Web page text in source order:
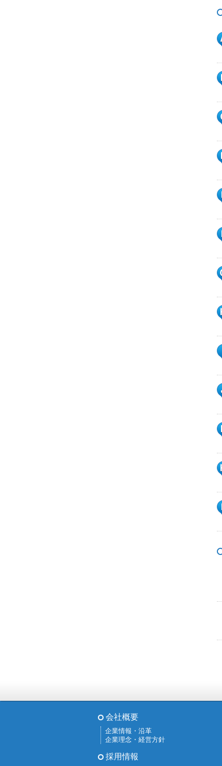
会社概要
企業情報・沿革
企業理念・経営方針
採用情報